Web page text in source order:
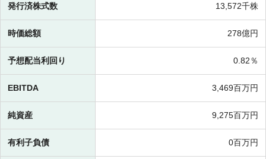
発行済株式数 13,572千株
時価総額 278億円
予想配当利回り 0.82％
EBITDA 3,469百万円
純資産 9,275百万円
有利子負債 0百万円